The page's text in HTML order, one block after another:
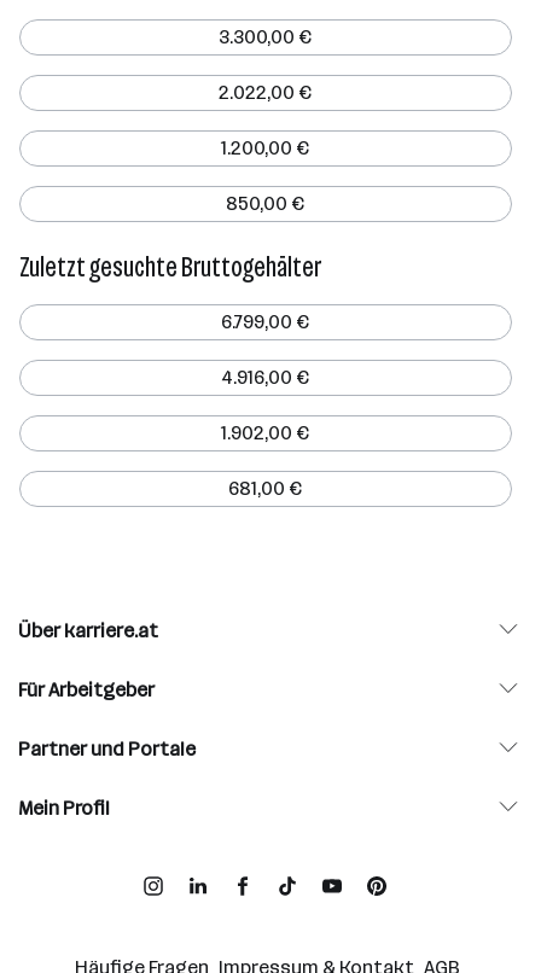
3.300,00 €
2.022,00 €
1.200,00 €
850,00 €
Zuletzt gesuchte Bruttogehälter
6.799,00 €
4.916,00 €
1.902,00 €
681,00 €
Über karriere.at
Für Arbeitgeber
Partner und Portale
Mein Profil
Häufige Fragen Impressum & Kontakt AGB